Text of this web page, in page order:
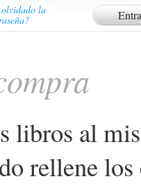
olvidado la
libros al
rellene